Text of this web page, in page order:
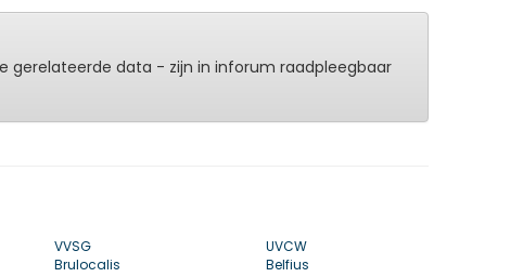
gerelateerde data - zijn in inforum raadpleegbaar
VVSG
Brulocalis
UVCW
Belfius